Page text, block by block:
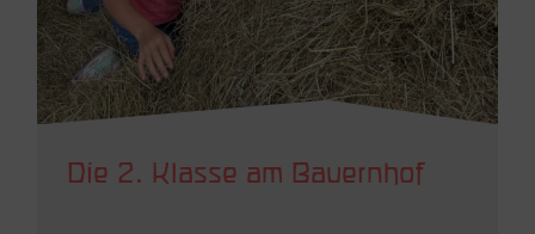
Die 2. Klasse am Bauernhof